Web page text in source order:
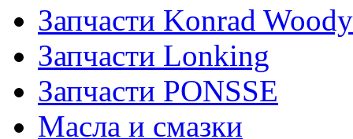
Запчасти Konrad Woody
Запчасти Lonking
Запчасти PONSSE
Масла и смазки